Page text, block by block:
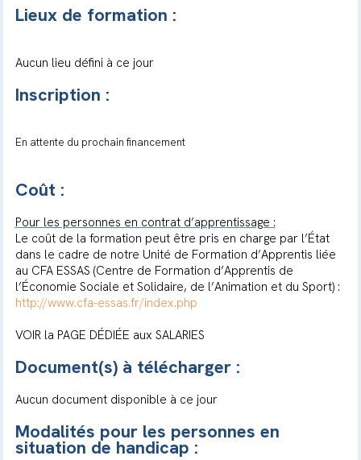
Lieux de formation :
Aucun lieu défini à ce jour
Inscription :
En attente du prochain financement
Coût :
Pour les personnes en contrat d’apprentissage :
Le coût de la formation peut être pris en charge par l’État
dans le cadre de notre Unité de Formation d’Apprentis liée
au CFA ESSAS (Centre de Formation d’Apprentis de
l’Économie Sociale et Solidaire, de l’Animation et du Sport) :
http://www.cfa-essas.fr/index.php
VOIR la PAGE DÉDIÉE aux SALARIES
Document(s) à télécharger :
Aucun document disponible à ce jour
Modalités pour les personnes en
situation de handicap :